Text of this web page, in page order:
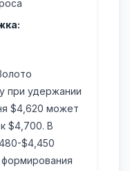
при удержании
$4,620 может
$4,700. В
$4,450